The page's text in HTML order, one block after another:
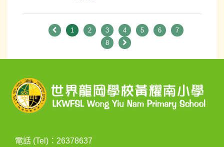
1 2 3 4 5 6
7
8
電話 (Tel)：26378637